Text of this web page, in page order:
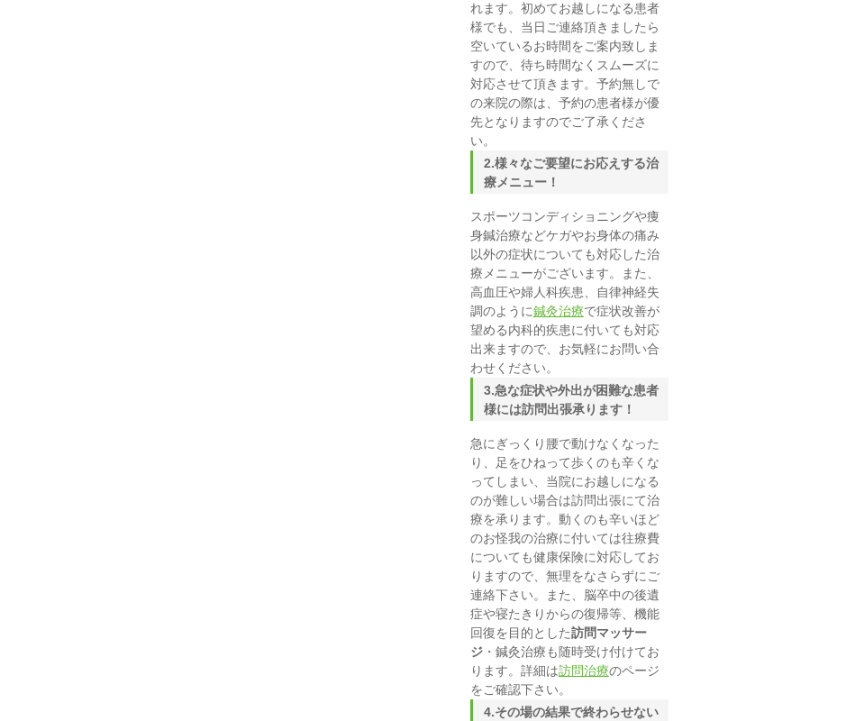
れます。初めてお越しになる患者
様でも、当日ご連絡頂きましたら
空いているお時間をご案内致しま
すので、待ち時間なくスムーズに
対応させて頂きます。予約無しで
の来院の際は、予約の患者様が優
先となりますのでご了承くださ
い。
2.様々なご要望にお応えする治
療メニュー！
スポーツコンディショニングや痩
身鍼治療などケガやお身体の痛み
以外の症状についても対応した治
療メニューがございます。また、
高血圧や婦人科疾患、自律神経失
調のように鍼灸治療で症状改善が
望める内科的疾患に付いても対応
出来ますので、お気軽にお問い合
わせください。
3.急な症状や外出が困難な患者
様には訪問出張承ります！
急にぎっくり腰で動けなくなった
り、足をひねって歩くのも辛くな
ってしまい、当院にお越しになる
のが難しい場合は訪問出張にて治
療を承ります。動くのも辛いほど
のお怪我の治療に付いては往療費
についても健康保険に対応してお
りますので、無理をなさらずにご
連絡下さい。また、脳卒中の後遺
症や寝たきりからの復帰等、機能
回復を目的とした訪問マッサー
ジ ・鍼灸治療も随時受け付けてお
ります。詳細は訪問治療のページ
をご確認下さい。
4.その場の結果で終わらせない